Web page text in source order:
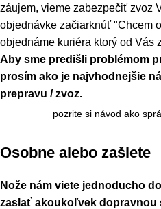
záujem, vieme zabezpečiť zvoz
objednávke začiarknúť "Chcem
objednáme kuriéra ktorý od Vás
Aby sme predišli problémom
prosím ako je najvhodnejšie
prepravu / zvoz.
pozrite si návod ako
Osobne alebo zašlete
Nože nám viete jednoducho
zaslať akoukoľvek